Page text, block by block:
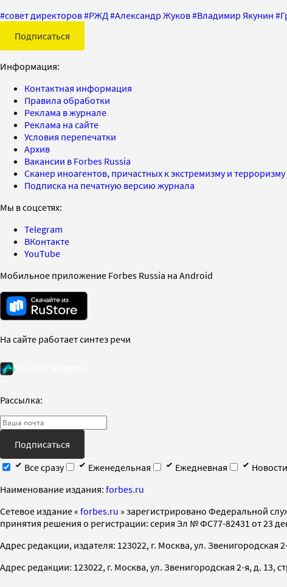
#совет директоров#РЖД #Александр Жуков#Владимир Якунин #
Подписаться
Информация:
Контактная информация
Правила обработки
Реклама в журнале
Реклама на сайте
Условия перепечатки
Архив
Вакансии в Forbes Russia
Сканер иноагентов, причастных к экстремизму и
Подписка на печатную версию журнала
Мы в соцсетях:
Telegram
ВКонтакте
YouTube
Мобильное приложение Forbes Russia на Android
На сайте работает синтез речи
Рассылка:
Подписаться
Все сразу
Еженедельная Ежедневная
Наименование издания: forbes.ru
Cетевое издание « forbes.ru » зарегистрировано Федеральной
принятия решения о регистрации: серия Эл № ФС77-82431 от 23
Адрес редакции, издателя: 123022, г. Москва, ул. Звенигородская
Адрес редакции: 123022, г. Москва, ул. Звенигородская 2-я, д. 13,